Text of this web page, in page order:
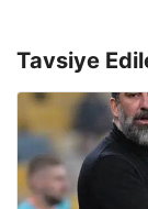
Tavsiye